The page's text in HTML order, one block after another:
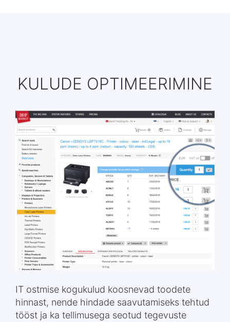
KULUDE OPTIMEERIMINE
IT ostmise kogukulud koosnevad toodete
hinnast, nende hindade saavutamiseks tehtud
tööst ja ka tellimusega seotud tegevuste